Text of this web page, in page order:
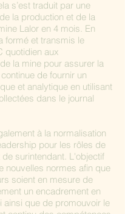
s’est traduit par une
la production et de la
Lalor en 4 mois. En
formé et transmis le
quotidien aux
la mine pour assurer la
de fournir un
et analytique en utilisant
dans le journal
à la normalisation
pour les rôles de
surintendant. L'objectif
nouvelles normes afin que
soient en mesure de
un encadrement en
ainsi que de promouvoir le